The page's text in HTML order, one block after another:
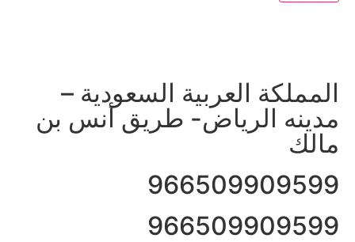
العربية السعودية –
الرياض- طريق أنس بن